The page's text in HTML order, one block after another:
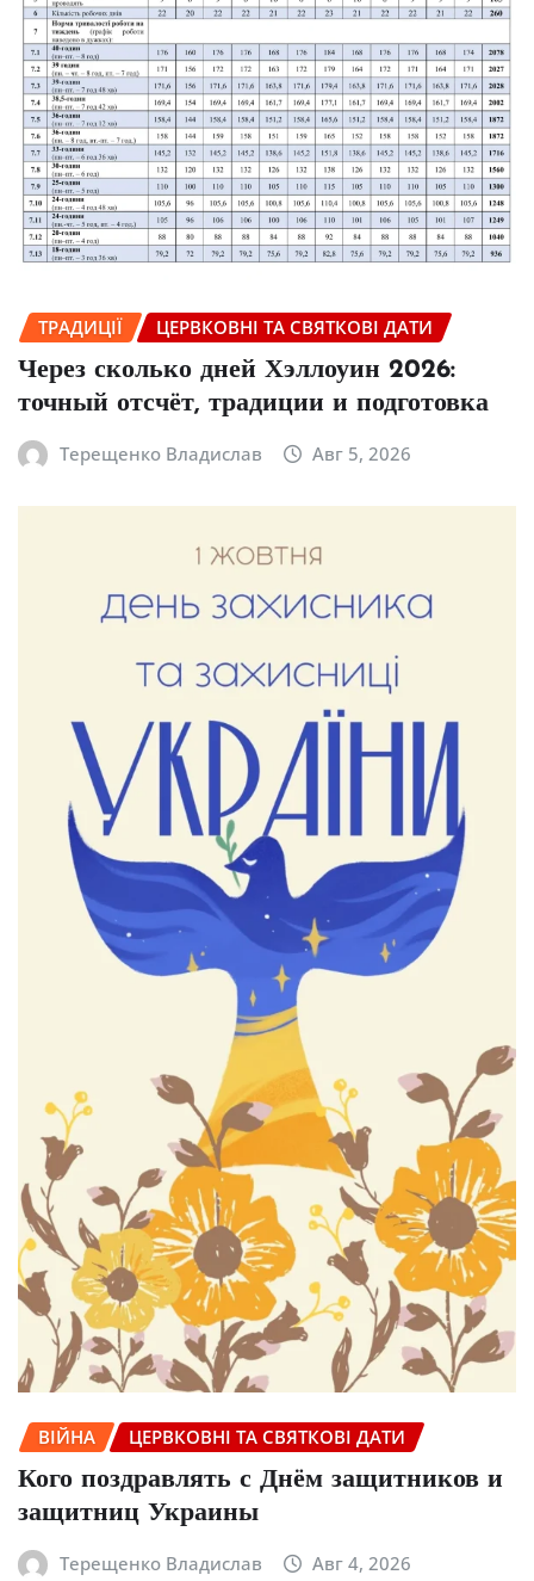
ТРАДИЦІЇ ЦЕРВКОВНІ ТА СВЯТКОВІ ДАТИ
Через сколько дней Хэллоуин 2026:
точный отсчёт, традиции и подготовка
Терещенко Владислав Авг 5, 2026
ВІЙНА ЦЕРВКОВНІ ТА СВЯТКОВІ ДАТИ
Кого поздравлять с Днём защитников и
защитниц Украины
Терещенко Владислав Авг 4, 2026